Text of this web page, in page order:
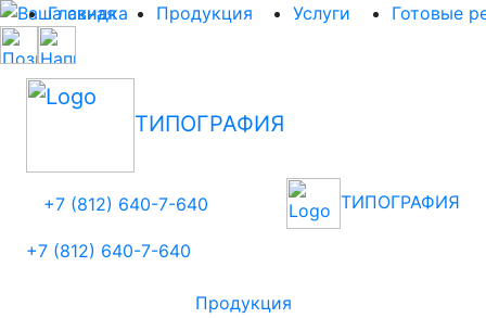
ТИПОГРАФИЯ
+7 (812) 640-7-640 ТИПОГРАФИЯ
+7 (812) 640-7-640
Главная Продукция Услуги Готовые
Продукция